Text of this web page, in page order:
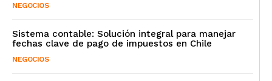
NEGOCIOS
Sistema contable: Solución integral para manejar
fechas clave de pago de impuestos en Chile
NEGOCIOS